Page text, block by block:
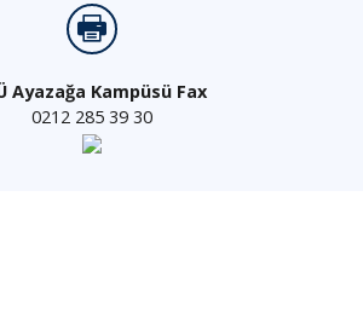
Ayazağa Kampüsü Fax
0212 285 39 30